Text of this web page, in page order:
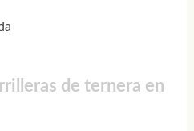
de ternera en